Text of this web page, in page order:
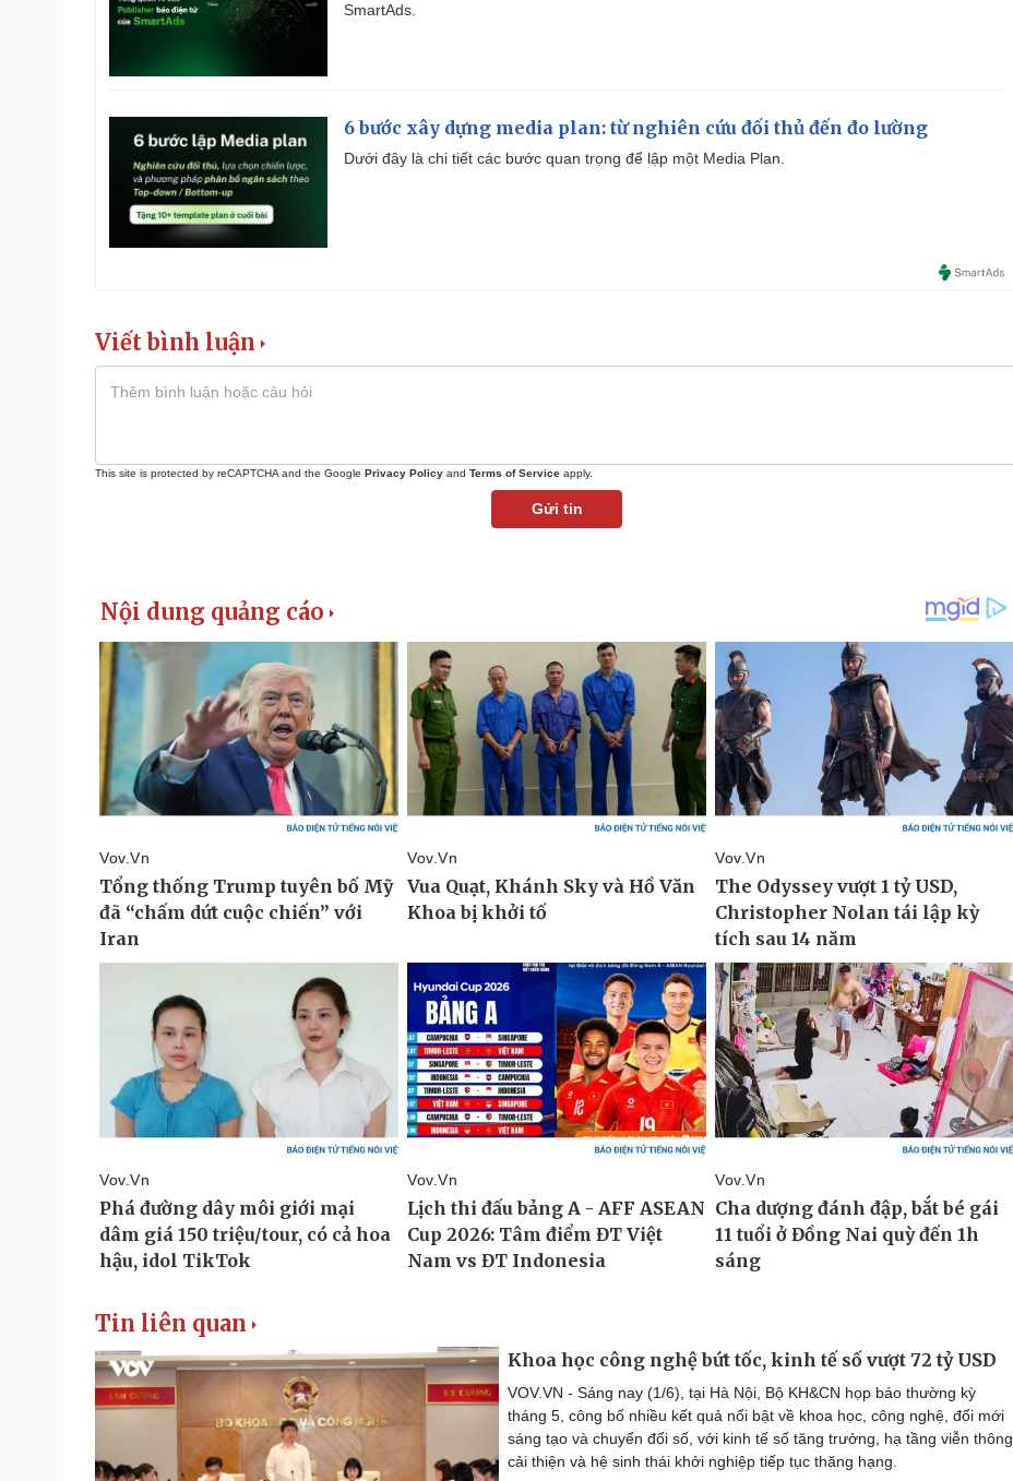
SmartAds.
6 bước xây dựng media plan: từ nghiên cứu đối thủ đến đo lường
Dưới đây là chi tiết các bước quan trọng để lập một Media Plan.
Viết bình luận
This site is protected by reCAPTCHA and the Google Privacy Policy and Terms of Service apply.
Gửi tin
Tin liên quan
Khoa học công nghệ bứt tốc, kinh tế số vượt 72 tỷ USD
VOV.VN - Sáng nay (1/6), tại Hà Nội, Bộ KH&CN họp báo thường kỳ
tháng 5, công bố nhiều kết quả nổi bật về khoa học, công nghệ, đổi mới
sáng tạo và chuyển đổi số, với kinh tế số tăng trưởng, hạ tầng viễn thông
cải thiện và hệ sinh thái khởi nghiệp tiếp tục thăng hạng.